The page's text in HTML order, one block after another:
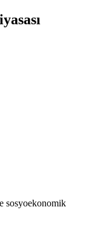
sosyoekonomik